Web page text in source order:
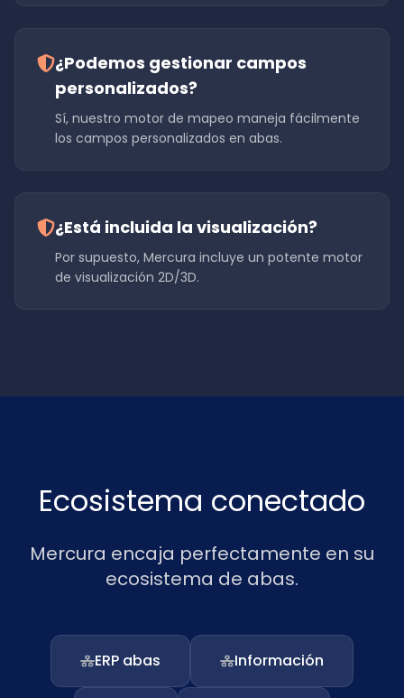
¿Podemos gestionar campos
personalizados?
Sí, nuestro motor de mapeo maneja fácilmente
los campos personalizados en abas.
¿Está incluida la visualización?
Por supuesto, Mercura incluye un potente motor
de visualización 2D/3D.
Ecosistema conectado
Mercura encaja perfectamente en su
ecosistema de abas.
ERP abas Información